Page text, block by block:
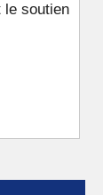
le soutien